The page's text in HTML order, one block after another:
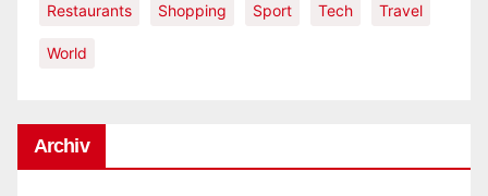
Restaurants Shopping Sport Tech Travel
World
Archiv